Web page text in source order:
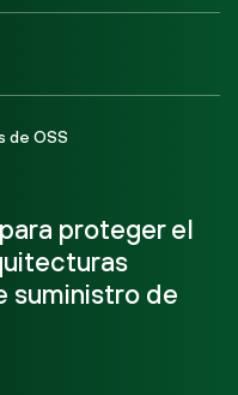
proteger el
suministro de
de OSS